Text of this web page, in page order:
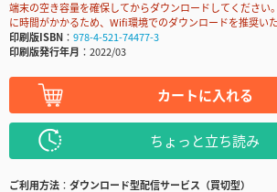
端末の空き容量を確保してからダウンロードしてください
に時間がかかるため、Wifi環境でのダウンロードを推奨いた
印刷版ISBN
978-4-521-74477-3
印刷版発行年月
2022/03
カートに入れる
ちょっと立ち読み
ご利用方法
ダウンロード型配信サービス（買切型）